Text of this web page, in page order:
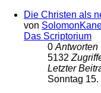
Die Christen als
von
Das Scriptorium
0 Antworten
5132
Letzter
Sonntag